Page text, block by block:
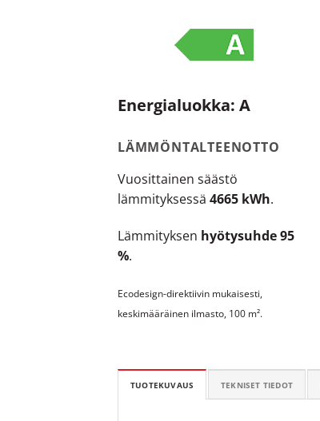
Energialuokka: A
LÄMMÖNTALTEENOTTO
Vuosittainen säästö
lämmityksessä 4665 kWh.
Lämmityksen hyötysuhde 95
%.
Ecodesign-direktiivin mukaisesti,
keskimääräinen ilmasto, 100 m².
TUOTEKUVAUS TEKNISET TIEDOT